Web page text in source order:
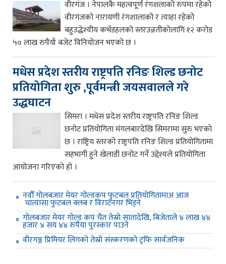
वीरगंज । नेपालकै महत्वपूर्ण रंगशलाको रुपमा रहेको
वीरगंजको नारायणी रंगशालाको र त्याहा रहेको
बहुउद्धेश्यीय कर्भडहलको स्तरउन्नतीकोलागि १२ करोड
५० लाख रुपैयाँ बजेट विनियोजन भएको छ ।
मधेस प्रदेश स्तरीय राष्ट्रपति रनिङ शिल्ड छनोट
प्रतियोगिता शुरु ,पूर्वमन्त्री जयसवालले गरे
उद्धघाटन
सिमरा । मधेस प्रदेश स्तरीय राष्ट्रपति रनिङ शिल्ड
छनोट प्रतियोगिता मंगलबारदेखि सिमरामा सुरु भएको
छ । राष्ट्रिय स्तरको राष्ट्रपति रनिङ शिल्ड प्रतियोगितामा
सहभागी हुने खेलाडी छनोट गर्ने उद्देश्यले प्रतियोगिता
आयोजना गरिएको हो ।
नवौँ गोलबजार मेयर गोल्डकप फुटबल प्रतियोगितामाअ आज
चात्यासा फुटबल क्लब र विराटनगर भिड्ने
गोलबजार मेयर गोल्ड कप चैत तेस्रो सातादेखि, बिजेताले ४ लाख ४४
हजार ४ सय ४४ रुपैया पुरस्कार पाउने
वीरगञ्ज प्रिमियर लिगको तेस्रो संस्करणको ट्रफि सार्वजनिक